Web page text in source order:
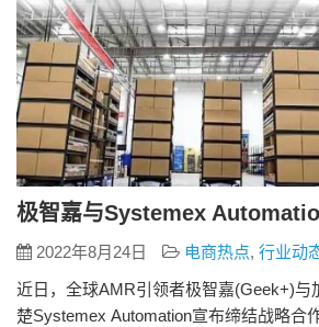
2022年8月24日 电商热点, 行业动
近日，全球AMR引领者极智嘉(Geek+)与
楚Systemex Automation宣布缔结战略合